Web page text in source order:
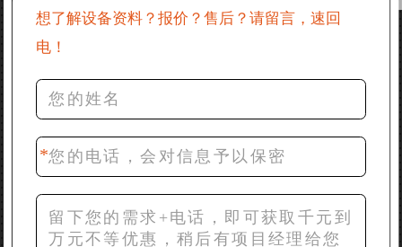
产品资料
36分钟前 罗先生：每小时100吨左右的鄂破和反击破，
42分钟前 梁先生：膨润土磨到200目，用什么磨粉设
备？
想了解设备资料？报价？售后？请留言，速回
电！